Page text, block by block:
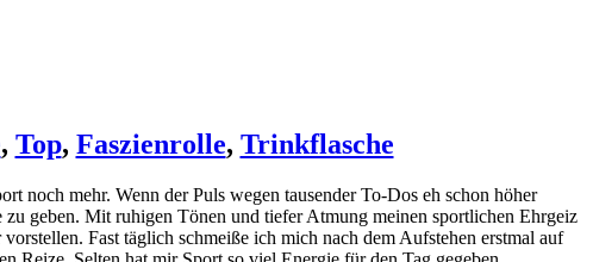
, Top, Faszienrolle, Trinkflasche
noch mehr. Wenn der Puls wegen tausender To-Dos eh schon höher
geben. Mit ruhigen Tönen und tiefer Atmung meinen sportlichen Ehrgeiz
Fast täglich schmeiße ich mich nach dem Aufstehen erstmal auf